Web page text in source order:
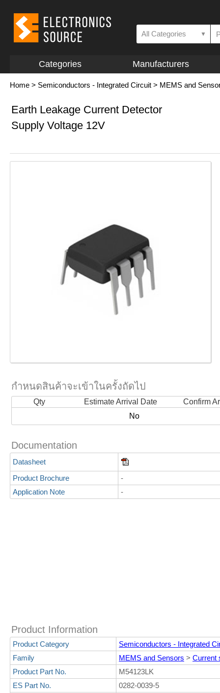
All Categories ▼
Categories Manufacturers
Home > Semiconductors - Integrated Circuit > MEMS and
Earth Leakage Current Detector
Supply Voltage 12V
กำหนดสินค้าจะเข้าในครั้งถัดไป
Qty Estimate Arrival Date
Confirm
No
Documentation
Datasheet
Product Brochure
-
Application Note
-
Product Information
Product Category
Semiconductors - Integrated
Family
MEMS and Sensors > Current
Product Part No.
M54123LK
ES Part No.
0282-0039-5